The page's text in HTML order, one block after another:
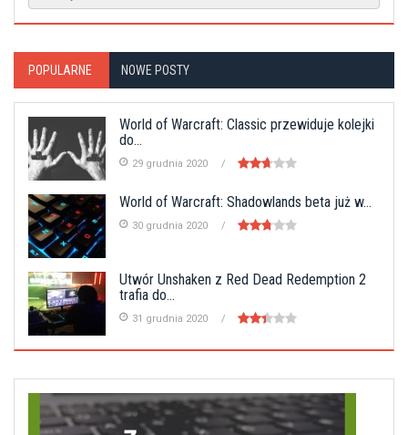
POPULARNE NOWE POSTY
World of Warcraft: Classic przewiduje kolejki
do...
29 grudnia 2020
World of Warcraft: Shadowlands beta już w...
30 grudnia 2020
Utwór Unshaken z Red Dead Redemption 2
trafia do...
31 grudnia 2020